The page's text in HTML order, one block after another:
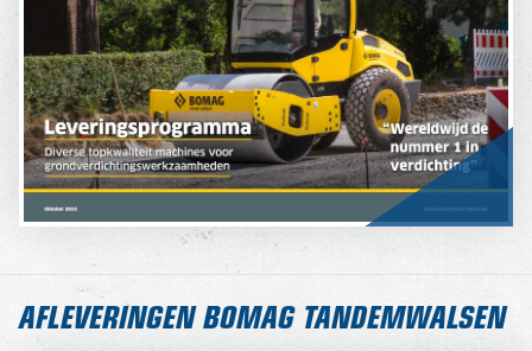
AFLEVERINGEN BOMAG TANDEMWALSEN